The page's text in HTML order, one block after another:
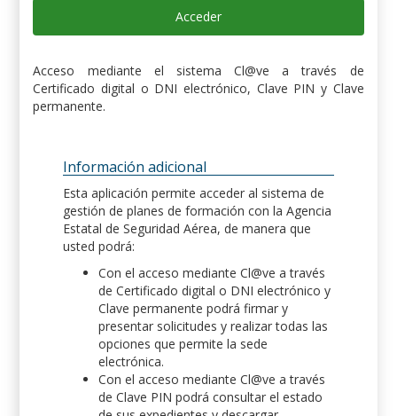
Acceder
Acceso mediante el sistema Cl@ve a través de
Certificado digital o DNI electrónico, Clave PIN y Clave
permanente.
Información adicional
Esta aplicación permite acceder al sistema de
gestión de planes de formación con la Agencia
Estatal de Seguridad Aérea, de manera que
usted podrá:
Con el acceso mediante Cl@ve a través
de Certificado digital o DNI electrónico y
Clave permanente podrá firmar y
presentar solicitudes y realizar todas las
opciones que permite la sede
electrónica.
Con el acceso mediante Cl@ve a través
de Clave PIN podrá consultar el estado